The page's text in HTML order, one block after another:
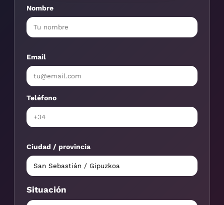
Nombre
Email
Teléfono
Ciudad / provincia
Situación